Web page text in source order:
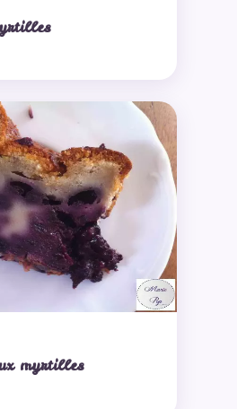
myrtilles